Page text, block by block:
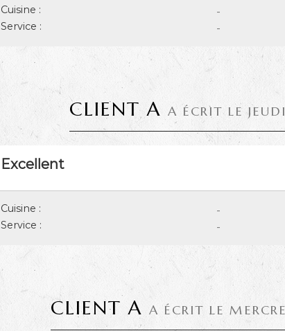
-
Cuisine :
-
Service :
CLIENT A A ÉCRIT LE
Excellent
-
Cuisine :
-
Service :
CLIENT A A ÉCRIT LE